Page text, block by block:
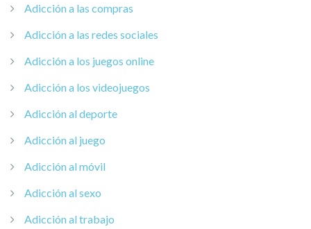
Adicción a las compras
Adicción a las redes sociales
Adicción a los juegos online
Adicción a los videojuegos
Adicción al deporte
Adicción al juego
Adicción al móvil
Adicción al sexo
Adicción al trabajo